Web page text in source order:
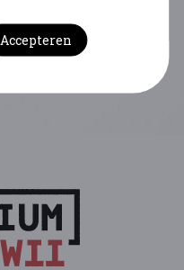
Accepteren